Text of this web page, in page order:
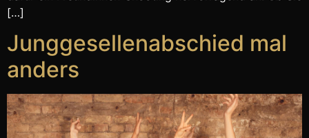
[…]
Junggesellenabschied mal
anders